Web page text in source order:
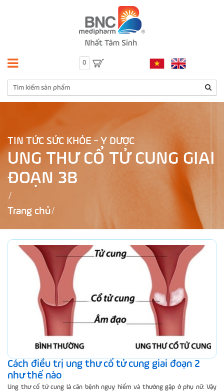
0
TIN TỨC SỨC KHỎE - Y DƯỢC
UNG THƯ CỔ TỬ CUNG GIAI
ĐOẠN 3B
Trang chủ
Cách điều trị ung thư cổ tử cung giai đoạn 2
như thế nào
Ung thư cổ tử cung là căn bệnh nguy hiểm và thường gặp ở phụ nữ. Vậy